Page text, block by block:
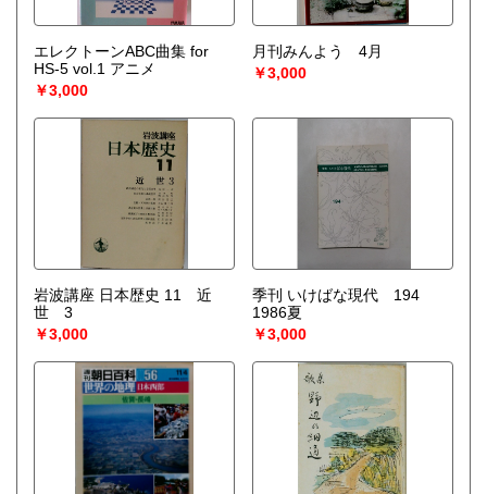
エレクトーンABC曲集 for
HS-5 vol.1 アニメ
￥3,000
月刊みんよう 4月
￥3,000
岩波講座 日本歴史 11 近
世 3
￥3,000
季刊 いけばな現代 194
1986夏
￥3,000